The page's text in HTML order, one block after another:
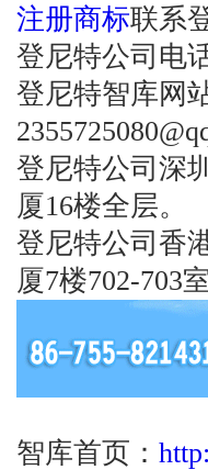
注册商标联系
登尼特公司电
登尼特智库网
登尼特公司深
厦16楼全层。
登尼特公司香
厦7楼702-703
智库首页：